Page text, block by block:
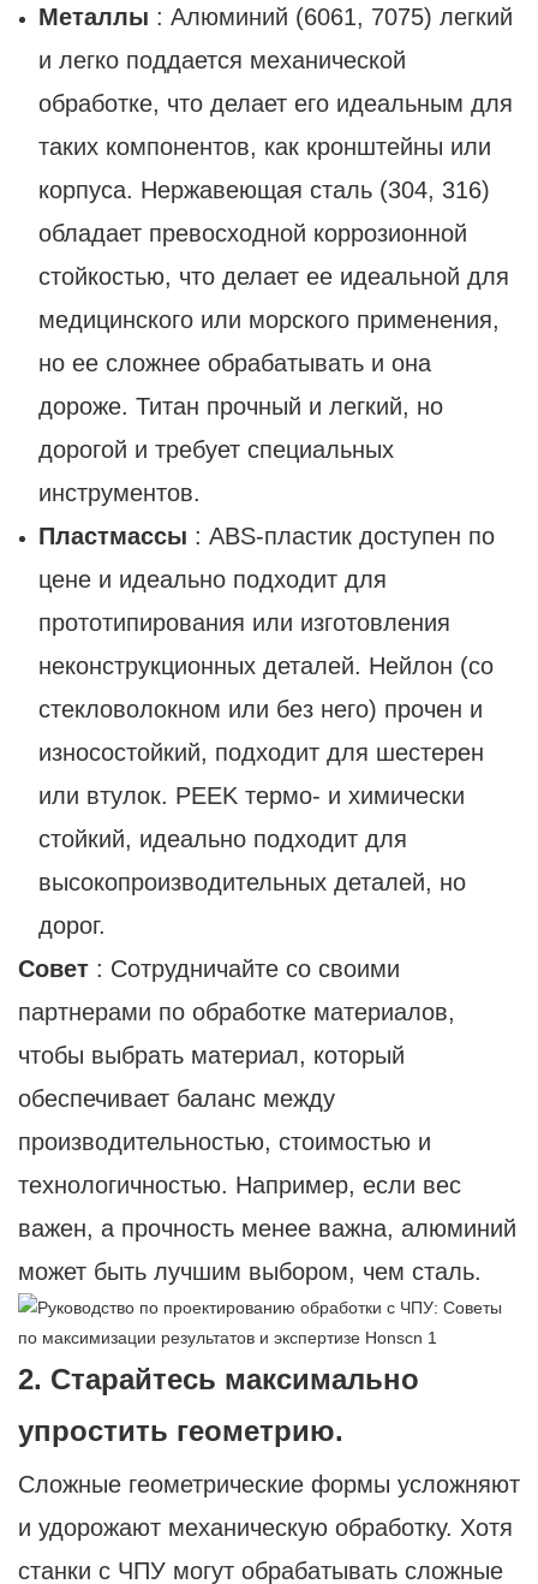
Металлы : Алюминий (6061, 7075) легкий
и легко поддается механической
обработке, что делает его идеальным для
таких компонентов, как кронштейны или
корпуса. Нержавеющая сталь (304, 316)
обладает превосходной коррозионной
стойкостью, что делает ее идеальной для
медицинского или морского применения,
но ее сложнее обрабатывать и она
дороже. Титан прочный и легкий, но
дорогой и требует специальных
инструментов.
Пластмассы : ABS-пластик доступен по
цене и идеально подходит для
прототипирования или изготовления
неконструкционных деталей. Нейлон (со
стекловолокном или без него) прочен и
износостойкий, подходит для шестерен
или втулок. PEEK термо- и химически
стойкий, идеально подходит для
высокопроизводительных деталей, но
дорог.
Совет : Сотрудничайте со своими
партнерами по обработке материалов,
чтобы выбрать материал, который
обеспечивает баланс между
производительностью, стоимостью и
технологичностью. Например, если вес
важен, а прочность менее важна, алюминий
может быть лучшим выбором, чем сталь.
2. Старайтесь максимально
упростить геометрию.
Сложные геометрические формы усложняют
и удорожают механическую обработку. Хотя
станки с ЧПУ могут обрабатывать сложные